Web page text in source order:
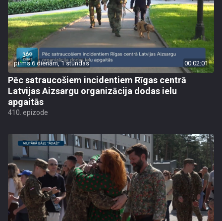
pirms 6 dienām, 1 stundas 00:02:01
Pēc satraucošiem incidentiem Rīgas centrā
Latvijas Aizsargu organizācija dodas ielu
apgaitās
410. epizode